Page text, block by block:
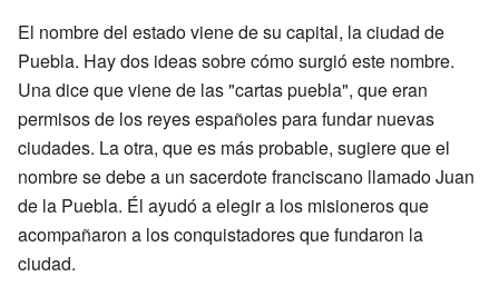
El nombre del estado viene de su capital, la ciudad de
Puebla. Hay dos ideas sobre cómo surgió este nombre.
Una dice que viene de las "cartas puebla", que eran
permisos de los reyes españoles para fundar nuevas
ciudades. La otra, que es más probable, sugiere que el
nombre se debe a un sacerdote franciscano llamado Juan
de la Puebla. Él ayudó a elegir a los misioneros que
acompañaron a los conquistadores que fundaron la
ciudad.